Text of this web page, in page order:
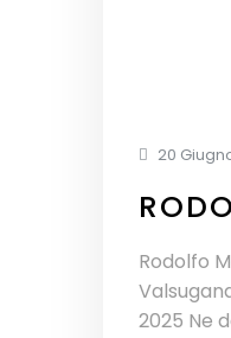
20
Rodolfo
2025 Ne